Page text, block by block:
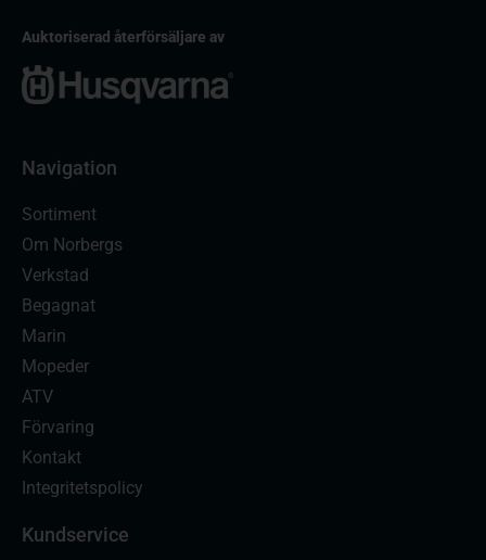
Auktoriserad återförsäljare av
Navigation
Sortiment
Om Norbergs
Verkstad
Begagnat
Marin
Mopeder
ATV
Förvaring
Kontakt
Integritetspolicy
Kundservice